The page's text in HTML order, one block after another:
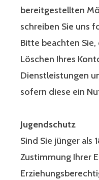
bereitgestellten
schreiben Sie uns
Bitte beachten Sie,
Löschen Ihres
Dienstleistungen
sofern diese ein
Jugendschutz
Sind Sie jünger als
Zustimmung Ihrer